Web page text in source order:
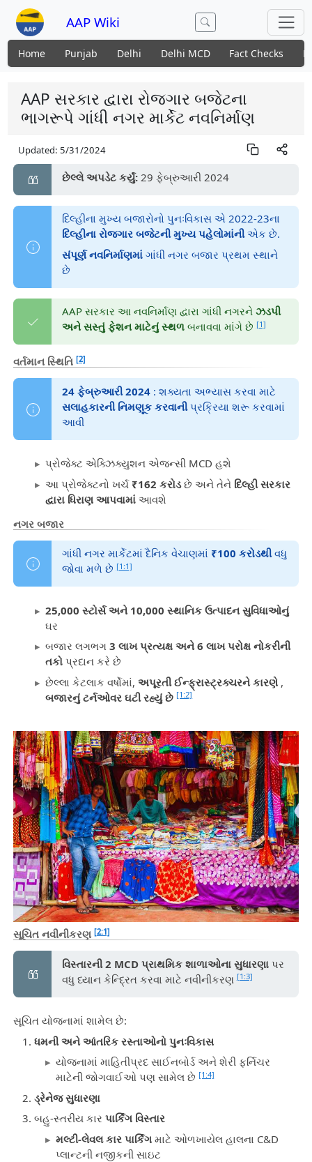
AAP Wiki
Home Punjab Delhi Delhi MCD Fact Checks
AAP સરકાર દ્વારા રોજગાર બજેટના
ભાગરૂપે ગાંધી નગર માર્કેટ નવનિર્માણ
Updated: 5/31/2024
છેલ્લે અપડેટ કર્યું:29 ફેબ્રુઆરી 2024
દિલ્હીના મુખ્ય બજારોનો પુનઃવિકાસ એ 2022-23ના
દિલ્હીના રોજગાર બજેટની મુખ્ય પહેલોમાંનીએક છે.
સંપૂર્ણ નવનિર્માણમાંગાંધી નગર બજાર પ્રથમ સ્થાને
છે
AAP સરકાર આ નવનિર્માણ દ્વારા ગાંધી નગરને ઝડપી
અને સસ્તું ફેશન માટેનું સ્થળબનાવવા માંગે છે[1]
વર્તમાન સ્થિતિ [2]
24 ફેબ્રુઆરી 2024: શક્યતા અભ્યાસ કરવા માટે
સલાહકારની નિમણૂક કરવાનીપ્રક્રિયા શરૂ કરવામાં
આવી
પ્રોજેક્ટ એક્ઝિક્યુશન એજન્સી MCD હશે
આ પ્રોજેક્ટનો ખર્ચ ₹162 કરોડછે અને તેને દિલ્હી સરકાર
દ્વારા ધિરાણ આપવામાં આવશે
નગર બજાર
ગાંધી નગર માર્કેટમાં દૈનિક વેચાણમાં ₹100 કરોડથીવધુ
જોવા મળે છે[1:1]
25,000 સ્ટોર્સ અને 10,000 સ્થાનિક ઉત્પાદન સુવિધાઓનું
ઘર
બજાર લગભગ3 લાખ પ્રત્યક્ષ અને 6 લાખ પરોક્ષ નોકરીની
તકો પ્રદાન કરે છે
છેલ્લા કેટલાક વર્ષોમાં,અપૂરતી ઈન્ફ્રાસ્ટ્રક્ચરને કારણે ,
બજારનું ટર્નઓવર ઘટી રહ્યું છે [1:2]
સૂચિત નવીનીકરણ [2:1]
વિસ્તારની 2 MCD પ્રાથમિક શાળાઓના સુધારણાપર
વધુ ધ્યાન કેન્દ્રિત કરવા માટે નવીનીકરણ[1:3]
સૂચિત યોજનામાં શામેલ છે:
ધમની અને આંતરિક રસ્તાઓનો પુનઃવિકાસ
યોજનામાં માહિતીપ્રદ સાઈનબોર્ડ અને શેરી ફર્નિચર
માટેની જોગવાઈઓ પણ સામેલ છે [1:4]
ડ્રેનેજ સુધારણા
બહુ-સ્તરીય કાર પાર્કિંગ વિસ્તાર
મલ્ટી-લેવલ કાર પાર્કિંગ માટે ઓળખાયેલ હાલના C&D
પ્લાન્ટની નજીકની સાઇટ